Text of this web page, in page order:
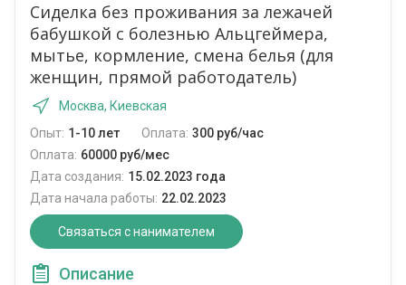
Сиделка без проживания за лежачей
бабушкой с болезнью Альцгеймера,
мытье, кормление, смена белья (для
женщин, прямой работодатель)
Москва, Киевская
Опыт: 1-10 лет Оплата: 300 руб/час
Оплата: 60000 руб/мес
Дата создания: 15.02.2023 года
Дата начала работы: 22.02.2023
Связаться с нанимателем
Описание